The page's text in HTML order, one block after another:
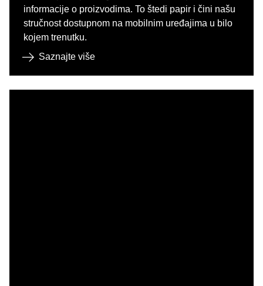
informacije o proizvodima. To štedi papir i čini našu
stručnost dostupnom na mobilnim uređajima u bilo
kojem trenutku.
Saznajte više